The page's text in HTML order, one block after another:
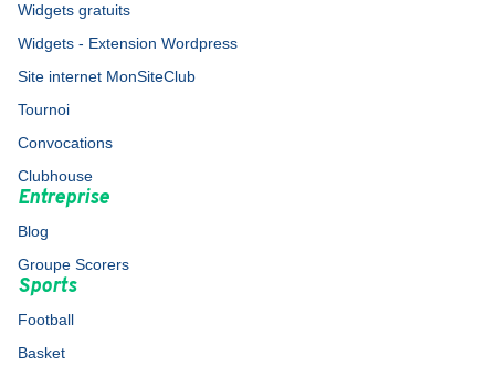
Widgets gratuits
Widgets - Extension Wordpress
Site internet MonSiteClub
Tournoi
Convocations
Clubhouse
Entreprise
Blog
Groupe Scorers
Sports
Football
Basket